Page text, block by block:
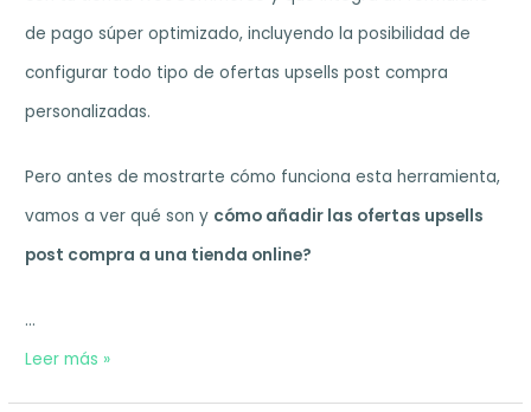
de pago súper optimizado, incluyendo la posibilidad de
configurar todo tipo de ofertas upsells post compra
personalizadas.
Pero antes de mostrarte cómo funciona esta herramienta,
vamos a ver qué son y cómo añadir las ofertas upsells
post compra a una tienda online?
…
Ofertas
Leer más »